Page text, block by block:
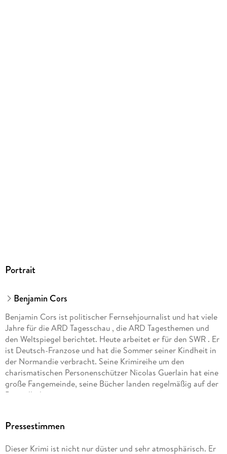
Portrait
Benjamin Cors
Benjamin Cors ist politischer Fernsehjournalist und hat viele
Jahre für die ARD Tagesschau , die ARD Tagesthemen und
den Weltspiegel berichtet. Heute arbeitet er für den SWR . Er
ist Deutsch-Franzose und hat die Sommer seiner Kindheit in
der Normandie verbracht. Seine Krimireihe um den
charismatischen Personenschützer Nicolas Guerlain hat eine
große Fangemeinde, seine Bücher landen regelmäßig auf der
Bestsellerliste.
Pressestimmen
Dieser Krimi ist nicht nur düster und sehr atmosphärisch. Er